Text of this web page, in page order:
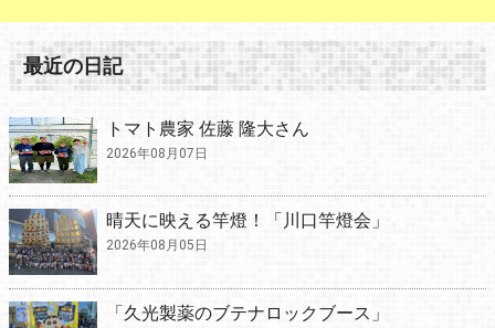
最近の日記
トマト農家 佐藤 隆大さん
2026年08月07日
晴天に映える竿燈！「川口竿燈会」
2026年08月05日
「久光製薬のブテナロックブース」